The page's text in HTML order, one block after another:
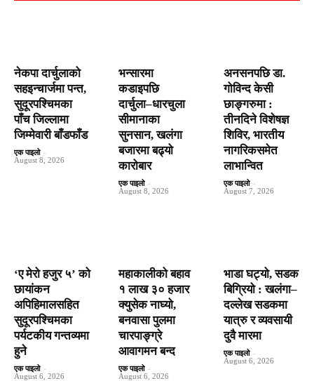
नेकपा दार्चुलाको
सहइन्चार्जमा पन्त,
सुदूरपश्चिमका
पाँच जिल्लामा
जिम्मेवारी बाँडफाँड
एक पाइलो -
August 8, 2026
भन्सारमा
कडाइपछि
दार्चुला–धारचुला
सीमानाका
सुनसान, खलंगा
बजारमा बढ्यो
कारोबार
एक पाइलो -
August 8, 2026
अनसनपछि डा.
गोविन्द केसी
छाङ्गरुमा :
तीनदिने विशेषज्ञ
शिविर, भारतीय
नागरिकसमेत
लाभान्वित
एक पाइलो -
August 7, 2026
‘ए मेरो हजुर ५’ को
छायांकन
अपिहिमालसहित
सुदूरपश्चिमका
पर्यटकीय गन्तव्यमा
हुने
एक पाइलो -
August 6, 2026
महाकालीको बहाव
१ लाख ३० हजार
क्युसेक नाघ्यो,
बनवासा पुलमा
चारपाङ्ग्रे
आवागमन बन्द
एक पाइलो -
August 6, 2026
भाडा घट्यो, सडक
बिग्रियो : खलंगा–
दल्लेख सडकमा
यात्रु र व्यवसायी
दुवै मारमा
एक पाइलो -
August 6, 2026